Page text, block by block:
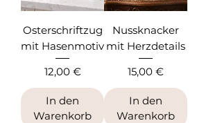
Osterschriftzug
mit Hasenmotiv
Preis
12,00 €
In den
Warenkorb
Nussknacker
mit Herzdetails
Preis
15,00 €
In den
Warenkorb